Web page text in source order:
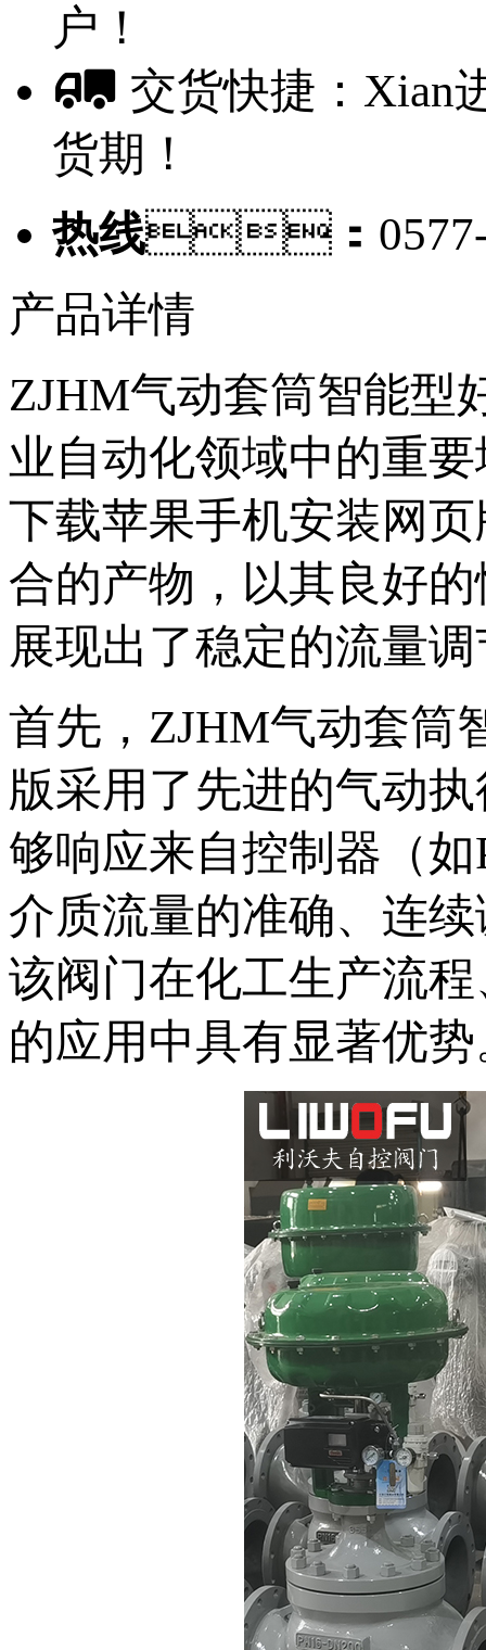
户！
交货快捷：Xian
货期！
热线：0577-
产品详情
ZJHM气动套筒智能型
业自动化领域中的重要
下载苹果手机安装网
合的产物，以其良好
展现出了稳定的流量调
首先，ZJHM气动套
版采用了先进的气动执
够响应来自控制器（如
介质流量的准确、连
该阀门在化工生产流程
的应用中具有显著优势